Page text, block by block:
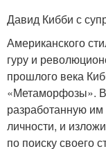
Давид Кибби с
Американского
гуру и
прошлого века
«Метаморфозы». В
разработанную
личности, и
по поиску своего